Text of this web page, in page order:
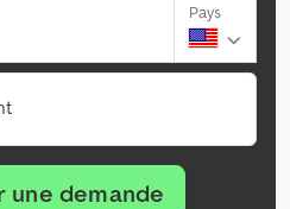
Pays
une demande